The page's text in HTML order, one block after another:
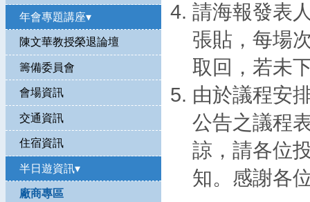
年會專題講座▾
陳文華教授榮退論壇
籌備委員會
會場資訊
交通資訊
住宿資訊
半日遊資訊▾
廠商專區
請海報發表
張貼，每場
取回，若未
由於議程安
公告之議程
諒，請各位
知。感謝各